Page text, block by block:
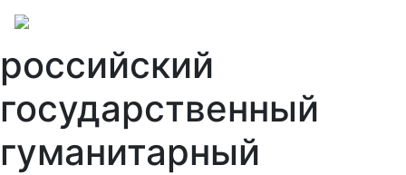
российский
государственный
гуманитарный